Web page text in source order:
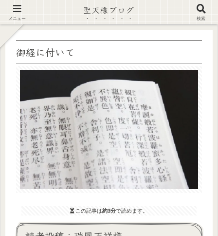
【注意喚起】偽サイト及び偽情報に注意 ▶確認する◀
御経に付いて
この記事は約3分で読めます。
メニュー
聖天様ブログ
検索